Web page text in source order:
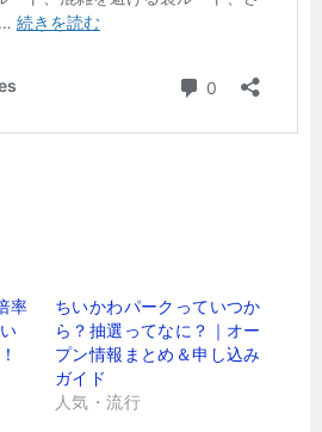
率
ちいかわパークっていつか
ら？抽選ってなに？｜オー
プン情報まとめ＆申し込み
ガイド
人気・流行